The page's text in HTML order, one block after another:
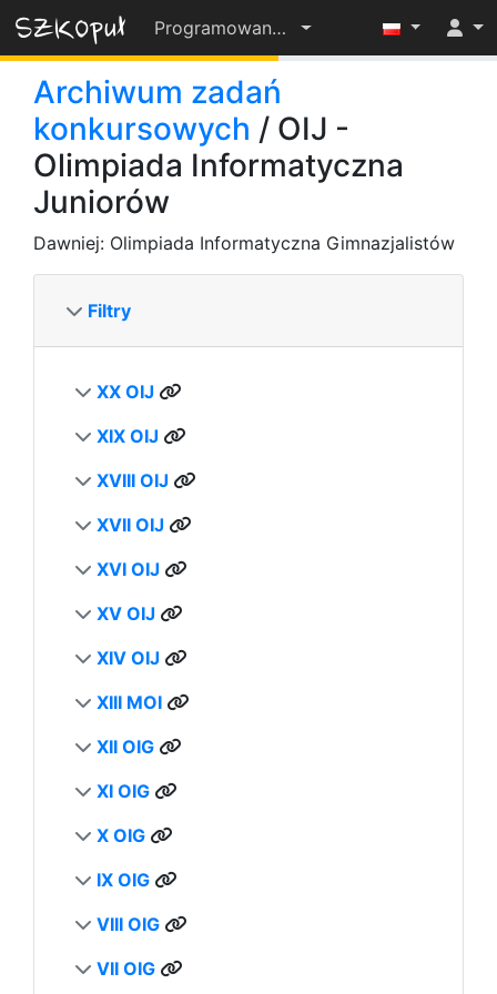
Programowanie-OD-PODSTAW-2022-23
56%
Archiwum zadań
konkursowych / OIJ -
Olimpiada Informatyczna
Juniorów
Dawniej: Olimpiada Informatyczna Gimnazjalistów
Filtry
XX OIJ
XIX OIJ
XVIII OIJ
XVII OIJ
XVI OIJ
XV OIJ
XIV OIJ
XIII MOI
XII OIG
XI OIG
X OIG
IX OIG
VIII OIG
VII OIG